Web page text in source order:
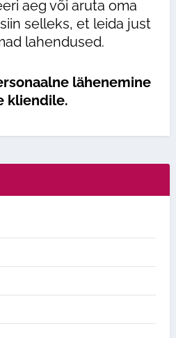
aeg või aruta oma
selleks, et leida just
lahendused.
lähenemine
kliendile.